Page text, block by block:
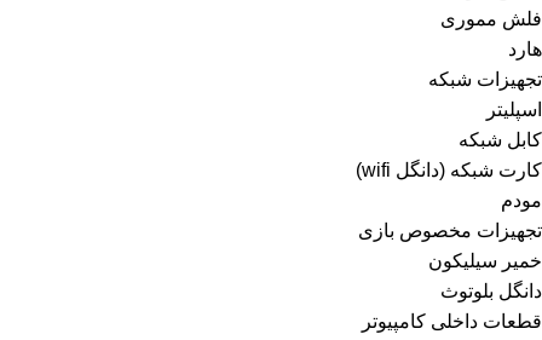
فلش مموری
هارد
تجهیزات شبکه
اسپلیتر
کابل شبکه
کارت شبکه (دانگل wifi)
مودم
تجهیزات مخصوص بازی
خمیر سیلیکون
دانگل بلوتوث
قطعات داخلی کامپیوتر